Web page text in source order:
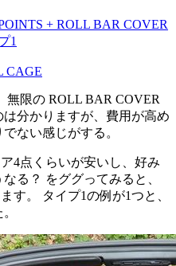
+ ROLL BAR COVER
1
CAGE
無限の ROLL BAR COVER
分かりますが、費用が高め
ない感じがする。
4点くらいが安いし、好み
る？ をググってみると、
す。 タイプ1の例が1つと、